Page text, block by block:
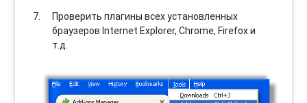
Проверить плагины всех установленных
браузеров Internet Explorer, Chrome, Firefox и
т.д.